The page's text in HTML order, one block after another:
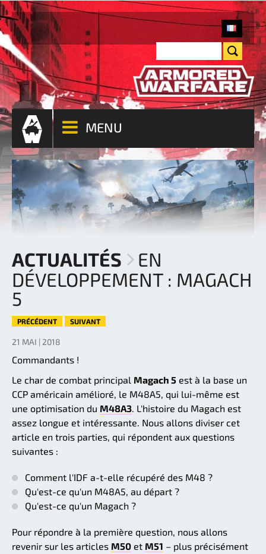
MENU
ACTUALITÉS
EN
DÉVELOPPEMENT : MAGACH
5
PRÉCÉDENT SUIVANT
21 MAI | 2018
Commandants !
Le char de combat principal Magach 5 est à la base un
CCP américain amélioré, le M48A5, qui lui-même est
une optimisation du M48A3. L'histoire du Magach est
assez longue et intéressante. Nous allons diviser cet
article en trois parties, qui répondent aux questions
suivantes :
Comment l'IDF a-t-elle récupéré des M48 ?
Qu'est-ce qu'un M48A5, au départ ?
Qu'est-ce qu'un Magach ?
Pour répondre à la première question, nous allons
revenir sur les articles M50 et M51 – plus précisément